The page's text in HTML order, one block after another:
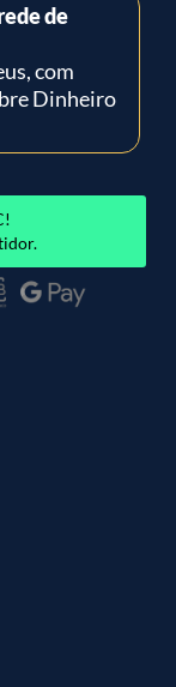
de
com
Dinheiro